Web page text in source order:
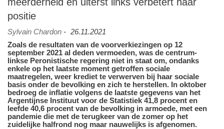
positie
Sylvain Chardon - 26.11.2021
Zoals de resultaten van de voorverkiezingen op 12
september 2021 al deden vermoeden, was de centrum-
linkse Peronistische regering niet in staat om, ondanks
enkele op het laatste moment getroffen sociale
maatregelen, weer krediet te verwerven bij haar sociale
basis onder de bevolking en zich te herstellen. In oktober
bedroeg de inflatie volgens de laatste gegevens van het
Argentijnse Instituut voor de Statistiek 41,8 procent en
leefde 40,6 procent van de bevolking in armoede, met een
pandemie die met de terugkeer van de zomer op het
zuidelijke halfrond nog maar nauwelijks is afgenomen.